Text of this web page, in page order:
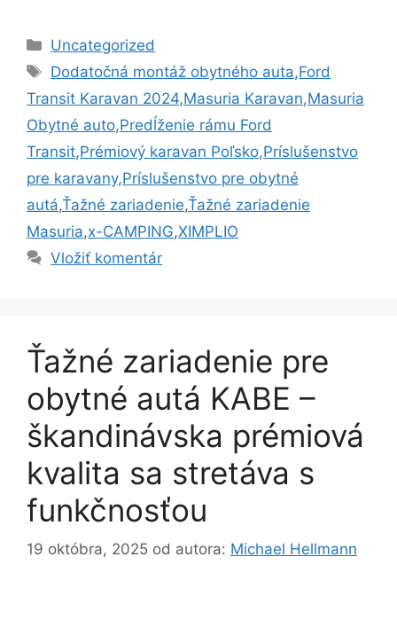
Kategórie
Uncategorized
Značky
Dodatočná montáž obytného auta,Ford
Transit Karavan 2024,Masuria Karavan,Masuria
Obytné auto,Predĺženie rámu Ford
Transit,Prémiový karavan Poľsko,Príslušenstvo
pre karavany,Príslušenstvo pre obytné
autá,Ťažné zariadenie,Ťažné zariadenie
Masuria,x-CAMPING,XIMPLIO
Vložiť komentár
Ťažné zariadenie pre
obytné autá KABE –
škandinávska prémiová
kvalita sa stretáva s
funkčnosťou
19 októbra, 2025 od autora: Michael Hellmann